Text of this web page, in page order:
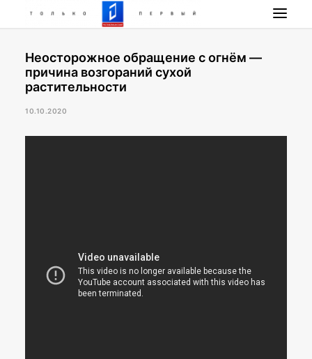
НОВОСТИ
ПРОГРАММА
Неосторожное обращение с огнём —
причина возгораний сухой
растительности
10.10.2020